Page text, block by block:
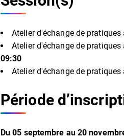
Atelier d'échange de
Atelier d'échange de
09:30
Atelier d'échange de
Période
Du05 septembre au 20